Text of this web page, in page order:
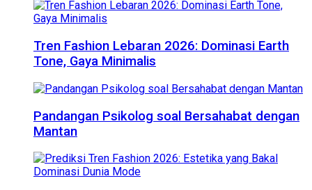
Tren Fashion Lebaran 2026: Dominasi Earth
Tone, Gaya Minimalis
Pandangan Psikolog soal Bersahabat dengan
Mantan